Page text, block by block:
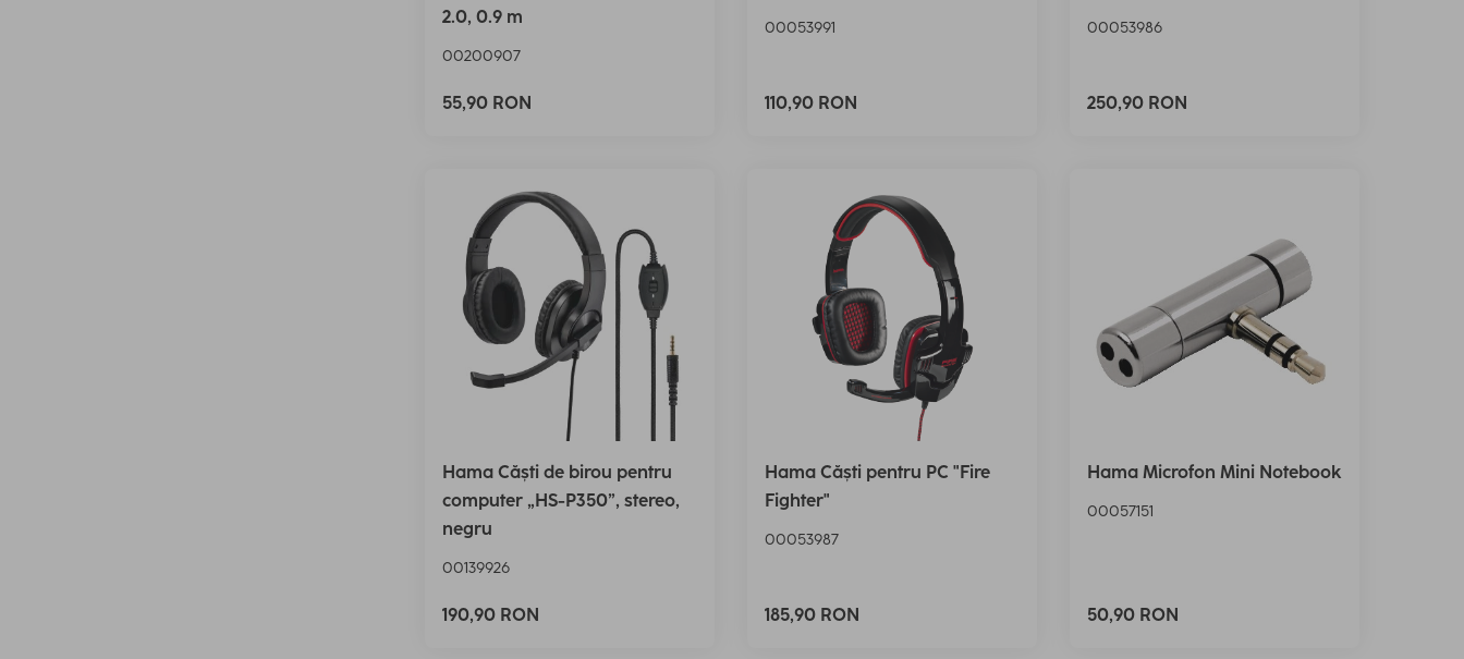
2.0, 0.9 m
00200907
55,90 RON
00053991
110,90 RON
00053986
250,90 RON
Hama Căști de birou pentru
computer „HS-P350”, stereo,
negru
00139926
190,90 RON
Hama Căști pentru PC "Fire
Fighter"
00053987
185,90 RON
Hama Microfon Mini Notebook
00057151
50,90 RON